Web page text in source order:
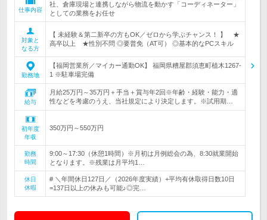
仕事内容
社、倉庫現場と連携しながら物流を動かす「コーディネーター」
としての業務をお任せ
対象と
なる方
【 未経験＆第二新卒の方もOK／ゼロから学ぶチャンス！ 】 ★
高卒以上 ★性別不問 ◎要普免（AT可） ◎基本的なPCスキル
勤務地
【福岡営業所／マイカー通勤OK】 福岡県糟屋郡須恵町植木1267-
1 ※駐車場完備
給与
月給25万円～35万円＋手当＋賞与年2回※年齢・経験・能力・適
性などを考慮のうえ、当社規定により決定します。※試用期…
初年度
年収
350万円～550万円
勤務
時間
9:00～17:30（休憩1時間）※月初は月例総会の為、8:30就業開始
となります。※残業は月平均1…
休日
休暇
# ＼年間休日127日／（2026年度実績）+平均有休取得日数10日
=137日以上の休みも可能♪◎完…